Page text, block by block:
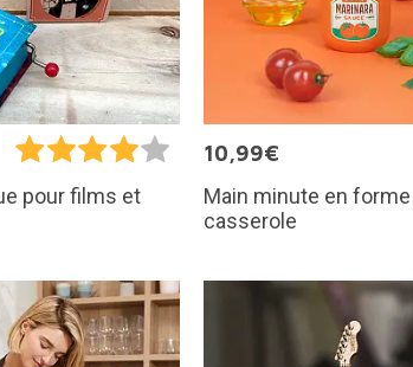
pour films et
10,99€
Main minute en
casserole